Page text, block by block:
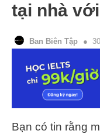
tại nhà
Ban Biên Tập
Bạn có tin rằng